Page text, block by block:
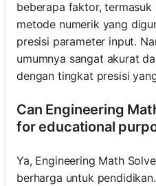
Ada
Anda
beberapa faktor,
metode numerik yang
presisi parameter input.
umumnya sangat akurat
dengan tingkat presisi
Can Engineering
for educational
Ya, Engineering Math
berharga untuk